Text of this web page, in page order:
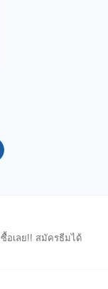
อเลย!! สมัครธีมได้